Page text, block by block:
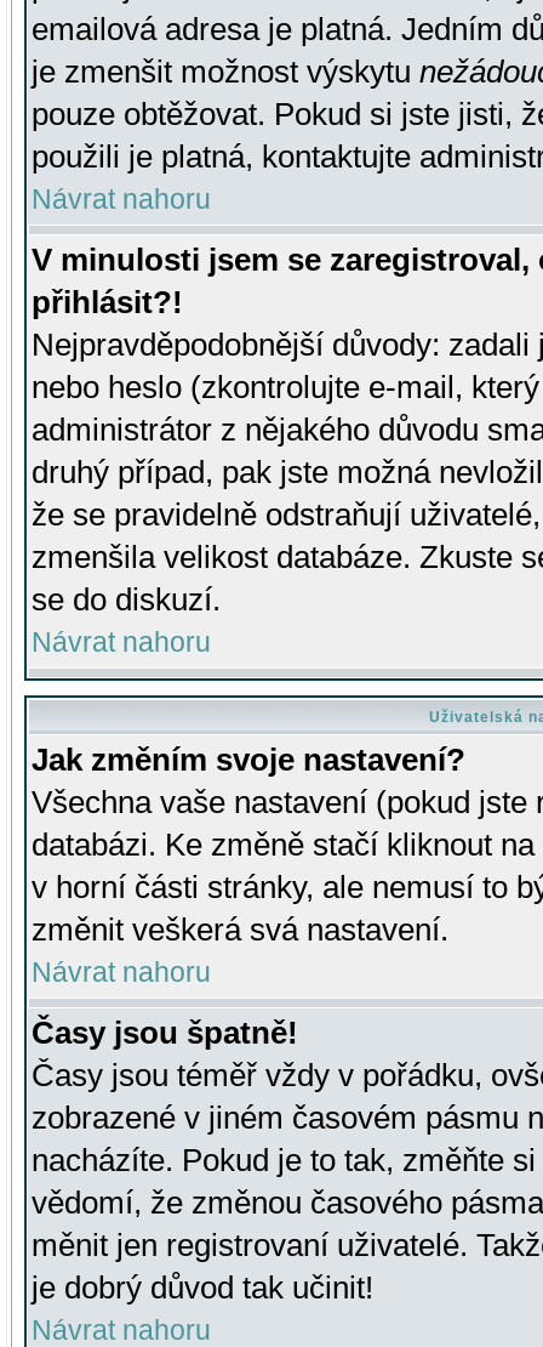
emailová adresa je platná. Jedním
je zmenšit možnost výskytu
pouze obtěžovat. Pokud si jste jisti,
použili je platná, kontaktujte
Návrat nahoru
V minulosti jsem se
přihlásit?!
Nejpravděpodobnější důvody:
nebo heslo (zkontrolujte e-mail,
administrátor z nějakého důvodu
druhý případ, pak jste možná
že se pravidelně odstraňují
zmenšila velikost databáze. Zkuste
se do diskuzí.
Návrat nahoru
Uživatelská
Jak změním svoje nastavení?
Všechna vaše nastavení (pokud
databázi. Ke změně stačí kliknout
v horní části stránky, ale nemusí to
změnit veškerá svá nastavení.
Návrat nahoru
Časy jsou špatně!
Časy jsou téměř vždy v pořádku,
zobrazené v jiném časovém pásmu
nacházíte. Pokud je to tak, změňte
vědomí, že změnou časového
měnit jen registrovaní uživatelé.
je dobrý důvod tak učinit!
Návrat nahoru